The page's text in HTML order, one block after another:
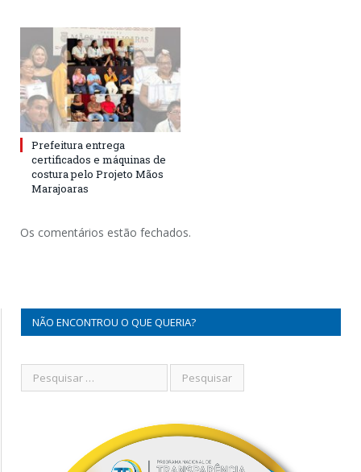
Prefeitura entrega
certificados e máquinas de
costura pelo Projeto Mãos
Marajoaras
Os comentários estão fechados.
NÃO ENCONTROU O QUE QUERIA?